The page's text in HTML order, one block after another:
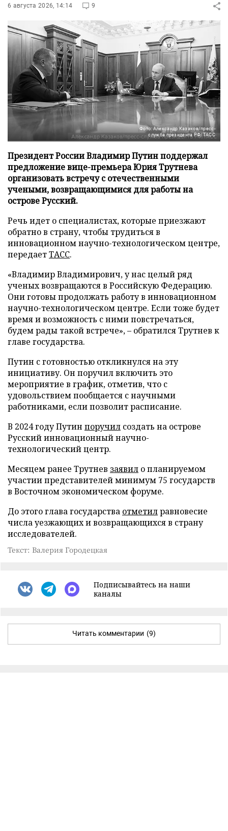
6 августа 2026, 14:14 9
Фото: Александр Казаков/пресс-
служба президента РФ/ТАСС
Президент России Владимир Путин поддержал
предложение вице-премьера Юрия Трутнева
организовать встречу с отечественными
учеными, возвращающимися для работы на
острове Русский.
Речь идет о специалистах, которые приезжают
обратно в страну, чтобы трудиться в
инновационном научно-технологическом центре,
передаетТАСС.
«Владимир Владимирович, у нас целый ряд
ученых возвращаются в Российскую Федерацию.
Они готовы продолжать работу в инновационном
научно-технологическом центре. Если тоже будет
время и возможность с ними повстречаться,
будем рады такой встрече», – обратился Трутнев к
главе государства.
Путин с готовностью откликнулся на эту
инициативу. Он поручил включить это
мероприятие в график, отметив, что с
удовольствием пообщается с научными
работниками, если позволит расписание.
В 2024 году Путин поручил создать на острове
Русский инновационный научно-
технологический центр.
Месяцем ранее Трутнев заявил о планируемом
участии представителей минимум 75 государств
в Восточном экономическом форуме.
До этого глава государства отметилравновесие
числа уезжающих и возвращающихся в страну
исследователей.
Текст: Валерия Городецкая
Подписывайтесь на наши
каналы
Читать комментарии (9)